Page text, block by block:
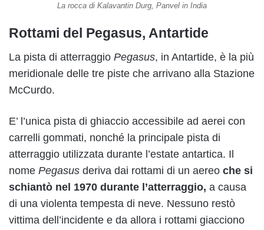
La rocca di Kalavantin Durg, Panvel in India
Rottami del Pegasus, Antartide
La pista di atterraggio Pegasus, in Antartide, è la più
meridionale delle tre piste che arrivano alla Stazione
McCurdo.
E’ l’unica pista di ghiaccio accessibile ad aerei con
carrelli gommati, nonché la principale pista di
atterraggio utilizzata durante l’estate antartica. Il
nome Pegasus deriva dai rottami di un aereo che si
schiantò nel 1970 durante l’atterraggio, a causa
di una violenta tempesta di neve. Nessuno restò
vittima dell’incidente e da allora i rottami giacciono